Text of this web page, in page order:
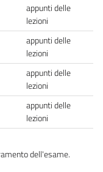
appunti delle
lezioni
appunti delle
lezioni
appunti delle
lezioni
appunti delle
lezioni
dell'esame.